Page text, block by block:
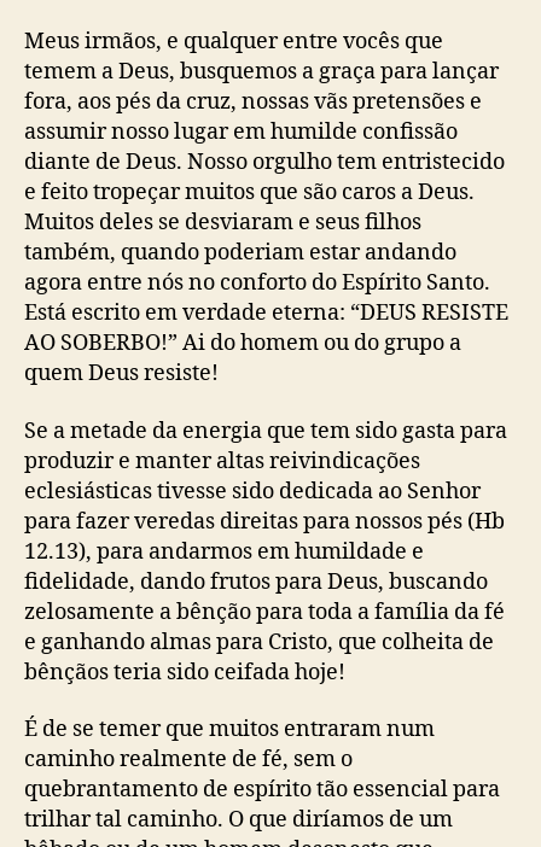
Meus irmãos, e qualquer entre vocês que
temem a Deus, busquemos a graça para lançar
fora, aos pés da cruz, nossas vãs pretensões e
assumir nosso lugar em humilde confissão
diante de Deus. Nosso orgulho tem entristecido
e feito tropeçar muitos que são caros a Deus.
Muitos deles se desviaram e seus filhos
também, quando poderiam estar andando
agora entre nós no conforto do Espírito Santo.
Está escrito em verdade eterna: “DEUS RESISTE
AO SOBERBO!” Ai do homem ou do grupo a
quem Deus resiste!
Se a metade da energia que tem sido gasta para
produzir e manter altas reivindicações
eclesiásticas tivesse sido dedicada ao Senhor
para fazer veredas direitas para nossos pés (Hb
12.13), para andarmos em humildade e
fidelidade, dando frutos para Deus, buscando
zelosamente a bênção para toda a família da fé
e ganhando almas para Cristo, que colheita de
bênçãos teria sido ceifada hoje!
É de se temer que muitos entraram num
caminho realmente de fé, sem o
quebrantamento de espírito tão essencial para
trilhar tal caminho. O que diríamos de um